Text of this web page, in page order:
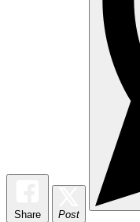
Share Post